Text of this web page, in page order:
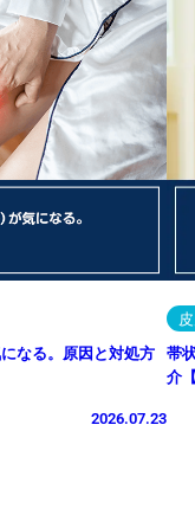
なる。原因と対処方
2026.07.23
帯
介